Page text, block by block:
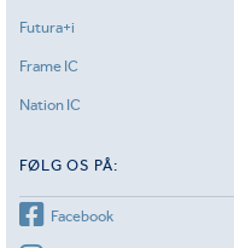
Futura+i
Frame IC
Nation IC
FØLG OS PÅ:
Facebook